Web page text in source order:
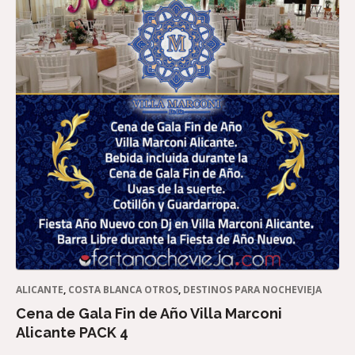
ALICANTE, COSTA BLANCA OTROS, DESTINOS PARA NOCHEVIEJA
Cena de Gala Fin de Año Villa Marconi
Alicante PACK 4